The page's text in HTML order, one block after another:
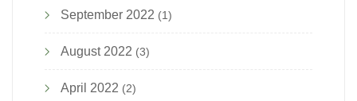
September 2022 (1)
August 2022 (3)
April 2022 (2)